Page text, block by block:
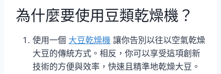
為什麼要使用豆類乾燥機？
使用一個 大豆乾燥機 讓你告別以往以空氣乾燥
大豆的傳統方式。相反，你可以享受這項創新
技術的方便與效率，快速且精準地乾燥大豆。